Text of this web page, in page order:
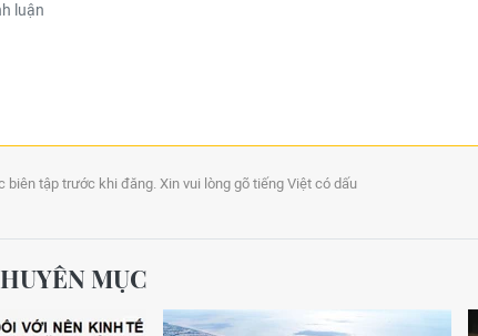
biên tập trước khi đăng. Xin vui lòng gõ tiếng Việt có dấu
MỤC